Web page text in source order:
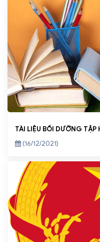
TÀI LIỆU BỒI DƯỠNG
(16/12/2021)